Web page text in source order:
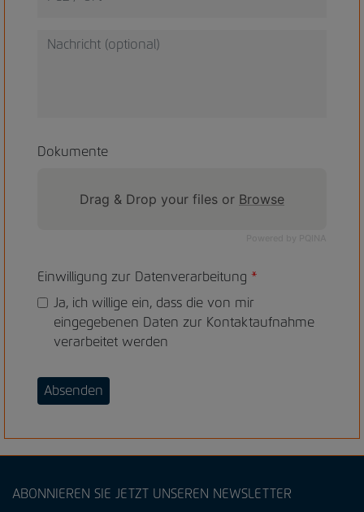
Dokumente
Drag & Drop your files or Browse
Einwilligung zur Datenverarbeitung *
Ja, ich willige ein, dass die von mir
eingegebenen Daten zur Kontaktaufnahme
verarbeitet werden
Absenden
ABONNIEREN SIE JETZT UNSEREN NEWSLETTER